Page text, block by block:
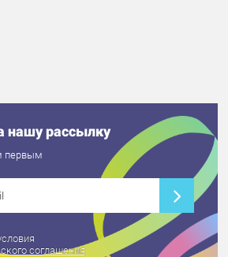
нашу рассылку
первым
соглашения